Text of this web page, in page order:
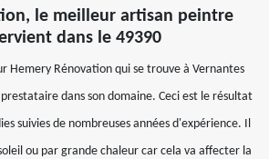
le meilleur artisan peintre
dans le 49390
Hemery Rénovation qui se trouve à Vernantes
dans son domaine. Ceci est le résultat
suivies de nombreuses années d'expérience. Il
ou par grande chaleur car cela va affecter la